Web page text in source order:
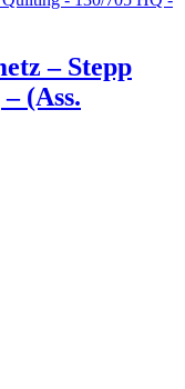
– Stepp
(Ass.